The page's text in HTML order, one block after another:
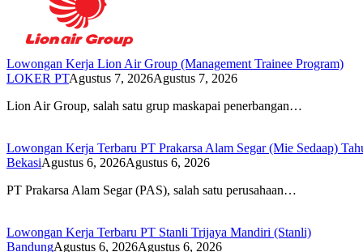
Lowongan Kerja Lion Air Group (Management Trainee Program)
LOKER PTAgustus 7, 2026Agustus 7, 2026
Lion Air Group, salah satu grup maskapai penerbangan…
Lowongan Kerja Terbaru PT Prakarsa Alam Segar (Mie Sedaap)
BekasiAgustus 6, 2026Agustus 6, 2026
PT Prakarsa Alam Segar (PAS), salah satu perusahaan…
Lowongan Kerja Terbaru PT Stanli Trijaya Mandiri (Stanli)
BandungAgustus 6, 2026Agustus 6, 2026